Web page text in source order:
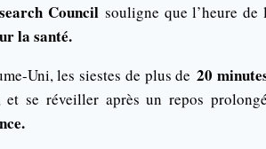
Councilsouligne que l’heure de
la santé.
Uni, les siestes de plus de 20
et se réveiller après un repos